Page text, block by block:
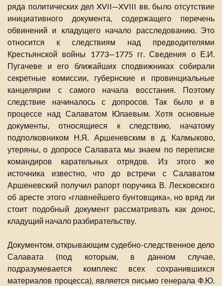
ряда политических дел XVII—XVIII вв. было отсутствие
инициативного документа, содержащего перечень
обвинений и кладущего начало расследованию. Это
относится к следствиям над предводителями
Крестьянской войны 1773—1775 гг. Сведения о Е.И.
Пугачеве и его ближайших сподвижниках собирали
секретные комиссии, губернские и провинциальные
канцелярии с самого начала восстания. Поэтому
следствие начиналось с допросов. Так было и в
процессе над Салаватом Юлаевым. Хотя основные
документы, относящиеся к следствию, начатому
подполковником Н.Я. Аршеневским в д. Калмыково,
утеряны, о допросе Салавата мы знаем по переписке
командиров карательных отрядов. Из этого же
источника известно, что до встречи с Салаватом
Аршеневский получил рапорт поручика В. Лесковского
об аресте этого «главнейшего бунтовщика», но вряд ли
стоит подобный документ рассматривать как донос,
кладущий начало разбирательству.
Документом, открывающим судебно-следственное дело
Салавата (под которым, в данном случае,
подразумевается комплекс всех сохранившихся
материалов процесса), является письмо генерала Ф.Ю.